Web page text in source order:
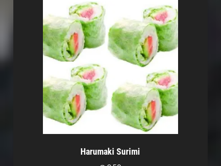
Harumaki Surimi